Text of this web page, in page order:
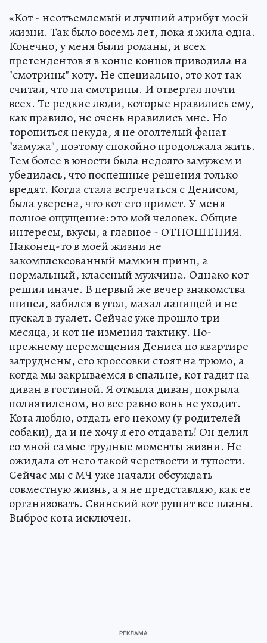
«Кот - неотъемлемый и лучший атрибут моей
жизни. Так было восемь лет, пока я жила одна.
Конечно, у меня были романы, и всех
претендентов я в конце концов приводила на
"смотрины" коту. Не специально, это кот так
считал, что на смотрины. И отвергал почти
всех. Те редкие люди, которые нравились ему,
как правило, не очень нравились мне. Но
торопиться некуда, я не оголтелый фанат
"замужа", поэтому спокойно продолжала жить.
Тем более в юности была недолго замужем и
убедилась, что поспешные решения только
вредят. Когда стала встречаться с Денисом,
была уверена, что кот его примет. У меня
полное ощущение: это мой человек. Общие
интересы, вкусы, а главное - ОТНОШЕНИЯ.
Наконец-то в моей жизни не
закомплексованный мамкин принц, а
нормальный, классный мужчина. Однако кот
решил иначе. В первый же вечер знакомства
шипел, забился в угол, махал лапищей и не
пускал в туалет. Сейчас уже прошло три
месяца, и кот не изменил тактику. По-
прежнему перемещения Дениса по квартире
затруднены, его кроссовки стоят на трюмо, а
когда мы закрываемся в спальне, кот гадит на
диван в гостиной. Я отмыла диван, покрыла
полиэтиленом, но все равно вонь не уходит.
Кота люблю, отдать его некому (у родителей
собаки), да и не хочу я его отдавать! Он делил
со мной самые трудные моменты жизни. Не
ожидала от него такой черствости и тупости.
Сейчас мы с МЧ уже начали обсуждать
совместную жизнь, а я не представляю, как ее
организовать. Свинский кот рушит все планы.
Выброс кота исключен.